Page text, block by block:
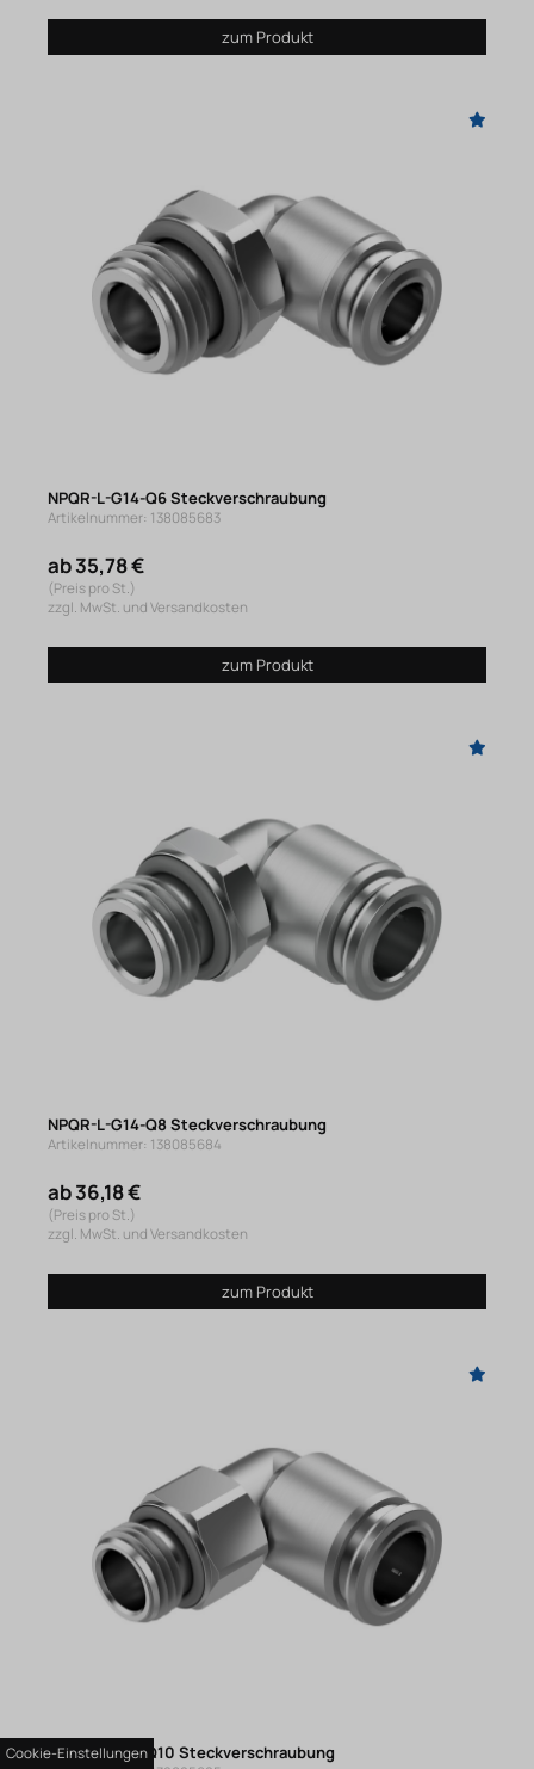
zum Produkt
NPQR-L-G14-Q6 Steckverschraubung
Artikelnummer: 138085683
ab 35,78 €
(Preis pro St.)
zzgl. MwSt. und Versandkosten
zum Produkt
NPQR-L-G14-Q8 Steckverschraubung
Artikelnummer: 138085684
ab 36,18 €
(Preis pro St.)
zzgl. MwSt. und Versandkosten
zum Produkt
NPQR-L-G14-Q10 Steckverschraubung
Cookie-Einstellungen